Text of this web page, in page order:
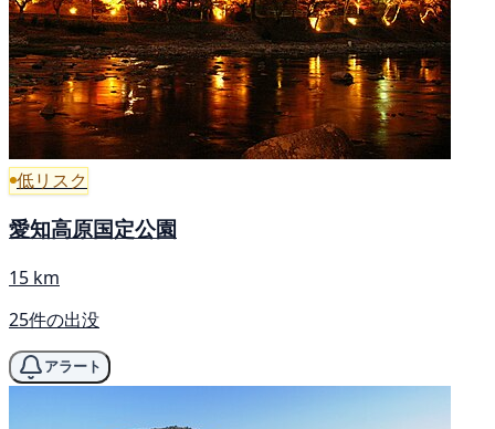
低リスク
愛知高原国定公園
15 km
25件の出没
アラート